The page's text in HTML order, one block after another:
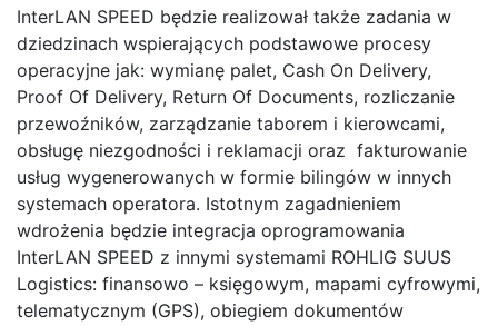
InterLAN SPEED będzie realizował także zadania w
dziedzinach wspierających podstawowe procesy
operacyjne jak: wymianę palet, Cash On Delivery,
Proof Of Delivery, Return Of Documents, rozliczanie
przewoźników, zarządzanie taborem i kierowcami,
obsługę niezgodności i reklamacji oraz fakturowanie
usług wygenerowanych w formie bilingów w innych
systemach operatora. Istotnym zagadnieniem
wdrożenia będzie integracja oprogramowania
InterLAN SPEED z innymi systemami ROHLIG SUUS
Logistics: finansowo – księgowym, mapami cyfrowymi,
telematycznym (GPS), obiegiem dokumentów